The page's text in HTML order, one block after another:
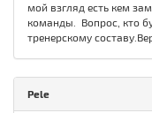
мой взгляд есть кем
команды. Вопрос, кто
тренерскому
Pele